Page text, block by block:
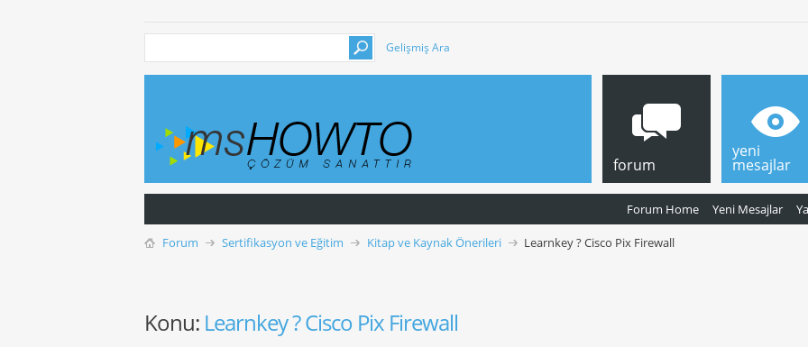
Gelişmiş Ara
forum
Forum Home Yeni Mesajlar
yeni
mesajlar
Forum Sertifikasyon ve Eğitim Kitap ve Kaynak Önerileri Learnkey ? Cisco Pix Firewall
Konu: Learnkey ? Cisco Pix Firewall